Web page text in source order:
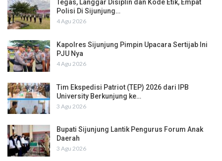
Tegas, Langgar Disiplin dan Kode Etik, Empat
Polisi Di Sijunjung…
4 Agu 2026
Kapolres Sijunjung Pimpin Upacara Sertijab Ini
PJU Nya
4 Agu 2026
Tim Ekspedisi Patriot (TEP) 2026 dari IPB
University Berkunjung ke…
3 Agu 2026
Bupati Sijunjung Lantik Pengurus Forum Anak
Daerah
3 Agu 2026